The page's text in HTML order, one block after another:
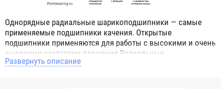
Однорядные радиальные шарикоподшипники — самые
применяемые подшипники качения. Открытые
подшипники применяются для работы с высокими и очень
высокими частотами вращения.Радиальные
шарикоподшипники обозначением 2Z ZZ с обеих сторон
Развернуть описание